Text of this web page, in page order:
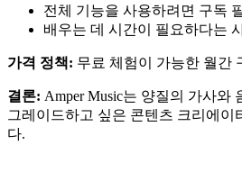
전체 기능을 사용하려면 구독
배우는 데 시간이 필요하다는
가격 정책: 무료 체험이 가능한 월간
결론: Amper Music는 양질의 가사와
그레이드하고 싶은 콘텐츠 크리에이
다.